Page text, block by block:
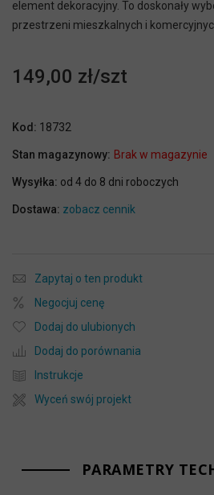
element dekoracyjny. To doskonały
przestrzeni mieszkalnych i
149,00 zł
Kod: 18732
Stan magazynowy: Brak w magazynie
Wysyłka: od 4 do 8 dni roboczych
Dostawa: zobacz cennik
Zapytaj o ten produkt
Negocjuj cenę
Dodaj do ulubionych
Dodaj do porównania
Instrukcje
Wyceń swój projekt
PARAMETRY